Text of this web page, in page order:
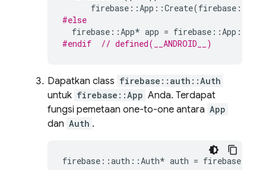
firebase ::App ::Create(firebase ::
#else
firebase ::App* app = firebase ::App ::
#endif
// defined(__ANDROID__)
Dapatkan class firebase::auth::Auth
untuk firebase::App Anda. Terdapat
fungsi pemetaan one-to-one antara App
dan Auth .
firebase ::auth ::Auth* auth = firebase